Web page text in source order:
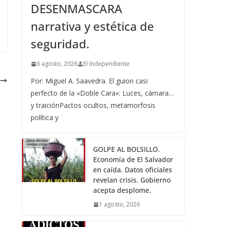
DESENMASCARA
narrativa y estética de
seguridad.
6 agosto, 2026 El Independiente
Por: Miguel A. Saavedra. El guion casi
perfecto de la «Doble Cara»: Luces, cámara…
y traiciónPactos ocultos, metamorfosis
política y
GOLPE AL BOLSILLO.
Economía de El Salvador
en caída. Datos oficiales
revelan crisis. Gobierno
acepta desplome.
1 agosto, 2026